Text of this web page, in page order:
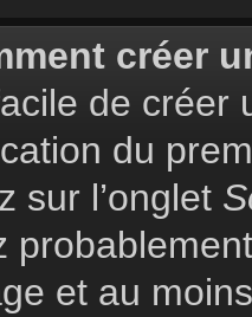
créer
de créer
du
sur l’onglet
et au